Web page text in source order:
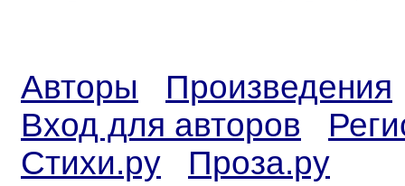
Авторы
Произведения
Вход для авторов
Стихи.ру
Проза.ру